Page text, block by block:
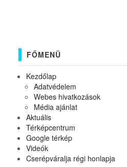
FŐMENÜ
Kezdőlap
Adatvédelem
Webes hivatkozások
Média ajánlat
Aktuális
Térképcentrum
Google térkép
Videók
Cserépváralja régi honlapja